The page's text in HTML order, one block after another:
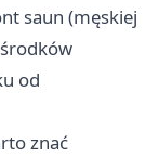
saun (męskiej
od
znać